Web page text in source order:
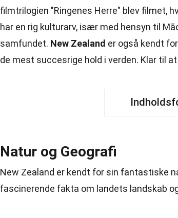
filmtrilogien "Ringenes Herre" blev filmet,
har en rig kulturarv, især med hensyn til
samfundet. New Zealand er også kendt
de mest succesrige hold i verden. Klar til
Natur og Geografi
New Zealand er kendt for sin fantastiske
fascinerende fakta om landets landskab